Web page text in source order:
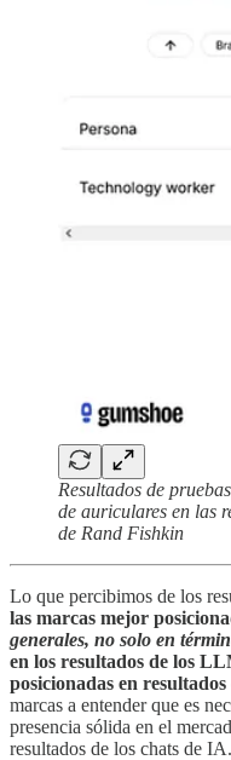
Resultados de
de auriculares en las
de Rand Fishkin
Lo que percibimos de los
las marcas mejor
generales, no solo en
en los resultados de los
posicionadas en resultados
marcas a entender que es
presencia sólida en el
resultados de los chats de IA.